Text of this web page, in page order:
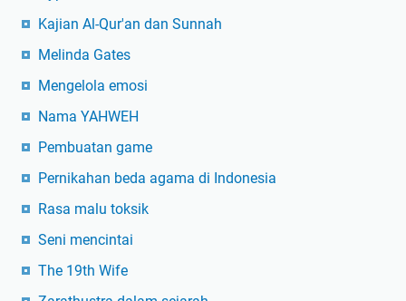
Kajian Al-Qur'an dan Sunnah
Melinda Gates
Mengelola emosi
Nama YAHWEH
Pembuatan game
Pernikahan beda agama di Indonesia
Rasa malu toksik
Seni mencintai
The 19th Wife